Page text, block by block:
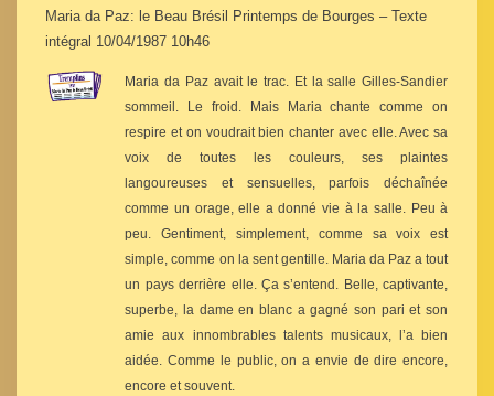
Maria da Paz: le Beau Brésil Printemps de Bourges – Texte
intégral 10/04/1987 10h46
Maria da Paz avait le trac. Et la salle Gilles-Sandier
sommeil. Le froid. Mais Maria chante comme on
respire et on voudrait bien chanter avec elle. Avec sa
voix de toutes les couleurs, ses plaintes
langoureuses et sensuelles, parfois déchaînée
comme un orage, elle a donné vie à la salle. Peu à
peu. Gentiment, simplement, comme sa voix est
simple, comme on la sent gentille. Maria da Paz a tout
un pays derrière elle. Ça s’entend. Belle, captivante,
superbe, la dame en blanc a gagné son pari et son
amie aux innombrables talents musicaux, l’a bien
aidée. Comme le public, on a envie de dire encore,
encore et souvent.